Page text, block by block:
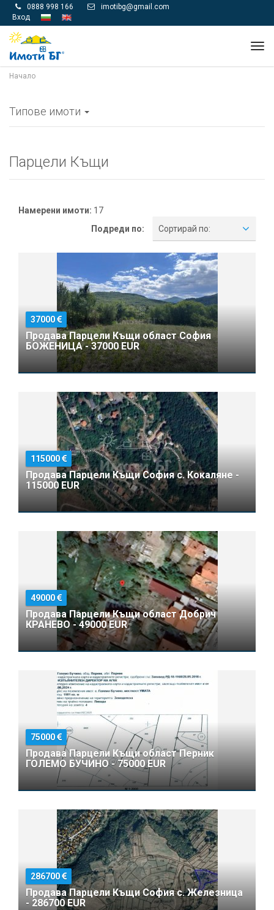
 0888 998 166 
imotibg@gmail.com
Вход
Начало
Типове имоти
Парцели Къщи
Намерени имоти: 17
Подреди по:
Сортирай по:
37000
Продава Парцели Къщи област София
БОЖЕНИЦА - 37000 EUR
115000
Продава Парцели Къщи София с. Кокаляне -
115000 EUR
49000
Продава Парцели Къщи област Добрич
КРАНЕВО - 49000 EUR
75000
Продава Парцели Къщи област Перник
ГОЛЕМО БУЧИНО - 75000 EUR
286700
Продава Парцели Къщи София с. Железница
- 286700 EUR